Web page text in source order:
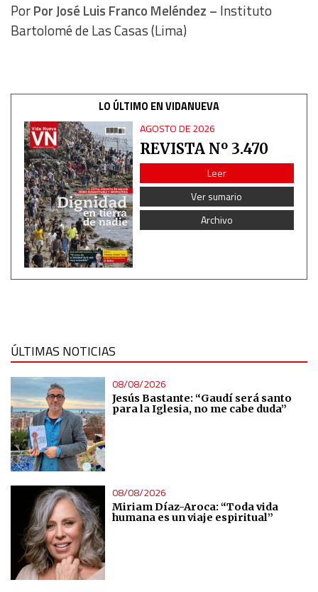
PorPor José Luis Franco Meléndez – Instituto
Bartolomé de Las Casas (Lima)
LO ÚLTIMO EN VIDANUEVA
AGOSTO DE 2026
REVISTA Nº 3.470
Leer
Ver sumario
Archivo
ÚLTIMAS NOTICIAS
08/08/2026
Jesús Bastante: “Gaudí será santo
para la Iglesia, no me cabe duda”
08/08/2026
Miriam Díaz-Aroca: “Toda vida
humana es un viaje espiritual”